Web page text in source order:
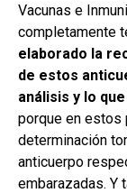
Vacunas e
completamente
elaborado la
de estos
análisis y lo
porque en estos
determinación
anticuerpo
embarazadas. Y